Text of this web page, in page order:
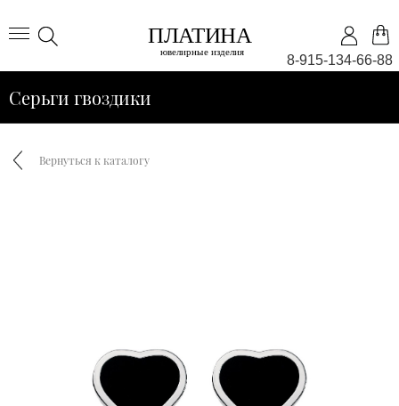
8-915-134-66-88
Серьги гвоздики
Вернуться к каталогу